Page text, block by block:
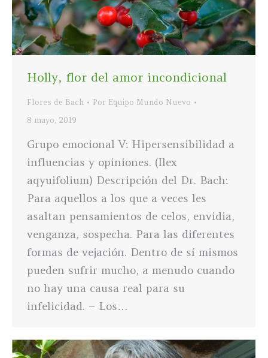
Holly, flor del amor incondicional
Flores de Bach Por Equipo Mundo Nuevo
8 mayo, 2019
Grupo emocional V: Hipersensibilidad a
influencias y opiniones. (Ilex
aqyuifolium) Descripción del Dr. Bach:
Para aquellos a los que a veces les
asaltan pensamientos de celos, envidia,
venganza, sospecha. Para las diferentes
formas de vejación. Dentro de sí mismos
pueden sufrir mucho, a menudo cuando
no hay una causa real para su
infelicidad. – Los…